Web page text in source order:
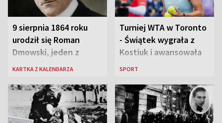
9 sierpnia 1864 roku
urodził się Roman
Dmowski, jeden z
„ojców” niepodległej
KARTKA Z KALENDARZA
Turniej WTA w Toronto
- Świątek wygrała z
Kostiuk i awansowała
do ćwierćfinału
SPORT